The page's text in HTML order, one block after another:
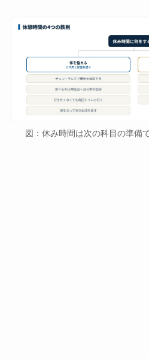
図：休み時間は次の科目の準備